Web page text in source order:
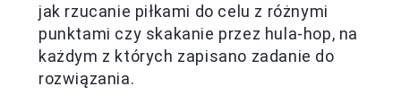
jak rzucanie piłkami do celu z różnymi
punktami czy skakanie przez hula-hop, na
każdym z których zapisano zadanie do
rozwiązania.